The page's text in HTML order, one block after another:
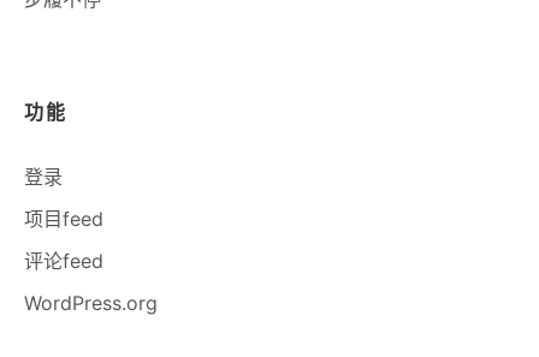
功能
登录
项目feed
评论feed
WordPress.org